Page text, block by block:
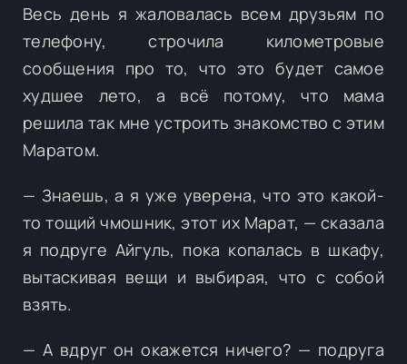
Весь день я жаловалась всем друзьям по
телефону, строчила километровые
сообщения про то, что это будет самое
худшее лето, а всё потому, что мама
решила так мне устроить знакомство с этим
Маратом.
— Знаешь, а я уже уверена, что это какой-
то тощий чмошник, этот их Марат, — сказала
я подруге Айгуль, пока копалась в шкафу,
вытаскивая вещи и выбирая, что с собой
взять.
— А вдруг он окажется ничего? — подруга